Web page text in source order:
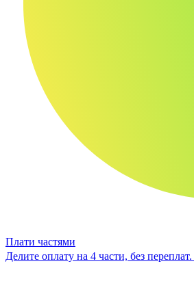
Плати частями
Делите оплату на 4 части, без переплат.